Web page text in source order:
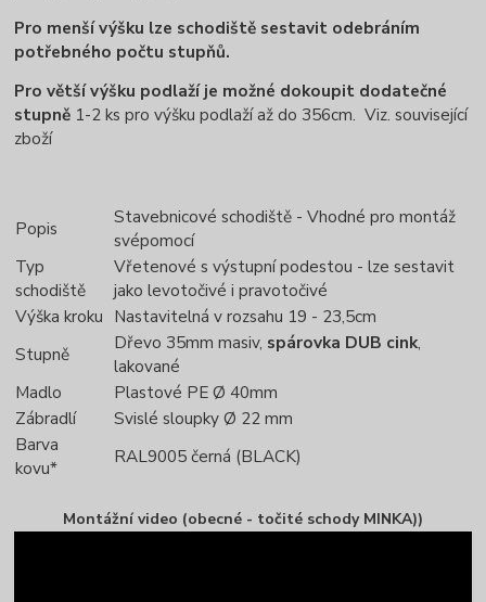
Pro menší výšku lze schodiště sestavit odebráním
potřebného počtu stupňů.
Pro větší výšku podlaží je možné dokoupit dodatečné
stupně 1-2 ks pro výšku podlaží až do 356cm. Viz. související
zboží
Popis
Stavebnicové schodiště - Vhodné pro montáž
svépomocí
Typ
schodiště
Vřetenové s výstupní podestou - lze sestavit
jako levotočivé i pravotočivé
Výška kroku Nastavitelná v rozsahu 19 - 23,5cm
Stupně
Dřevo 35mm masiv, spárovka DUB cink,
lakované
Madlo
Plastové PE Ø 40mm
Zábradlí
Svislé sloupky Ø 22 mm
Barva
kovu*
RAL9005 černá (BLACK)
Montážní video (obecné - točité schody MINKA))